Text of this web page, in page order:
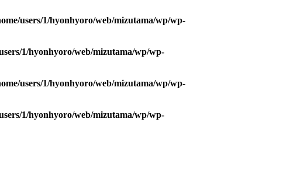
users/1/hyonhyoro/web/mizutama/wp/wp-
1/hyonhyoro/web/mizutama/wp/wp-
users/1/hyonhyoro/web/mizutama/wp/wp-
1/hyonhyoro/web/mizutama/wp/wp-